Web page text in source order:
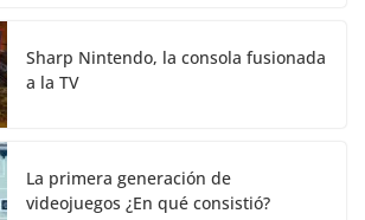
Sharp Nintendo, la consola fusionada
a la TV
La primera generación de
videojuegos ¿En qué consistió?